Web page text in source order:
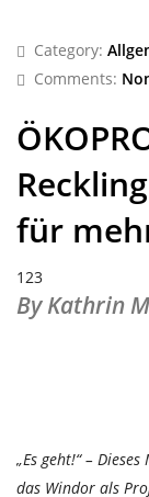
Category:
Comments:
für
123
By Kathrin
„Es geht!“ –
das Windor als